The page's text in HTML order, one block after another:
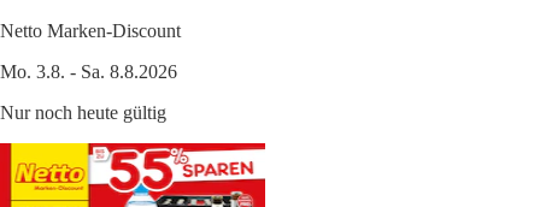
Netto Marken-Discount
Mo. 3.8. - Sa. 8.8.2026
Nur noch heute gültig